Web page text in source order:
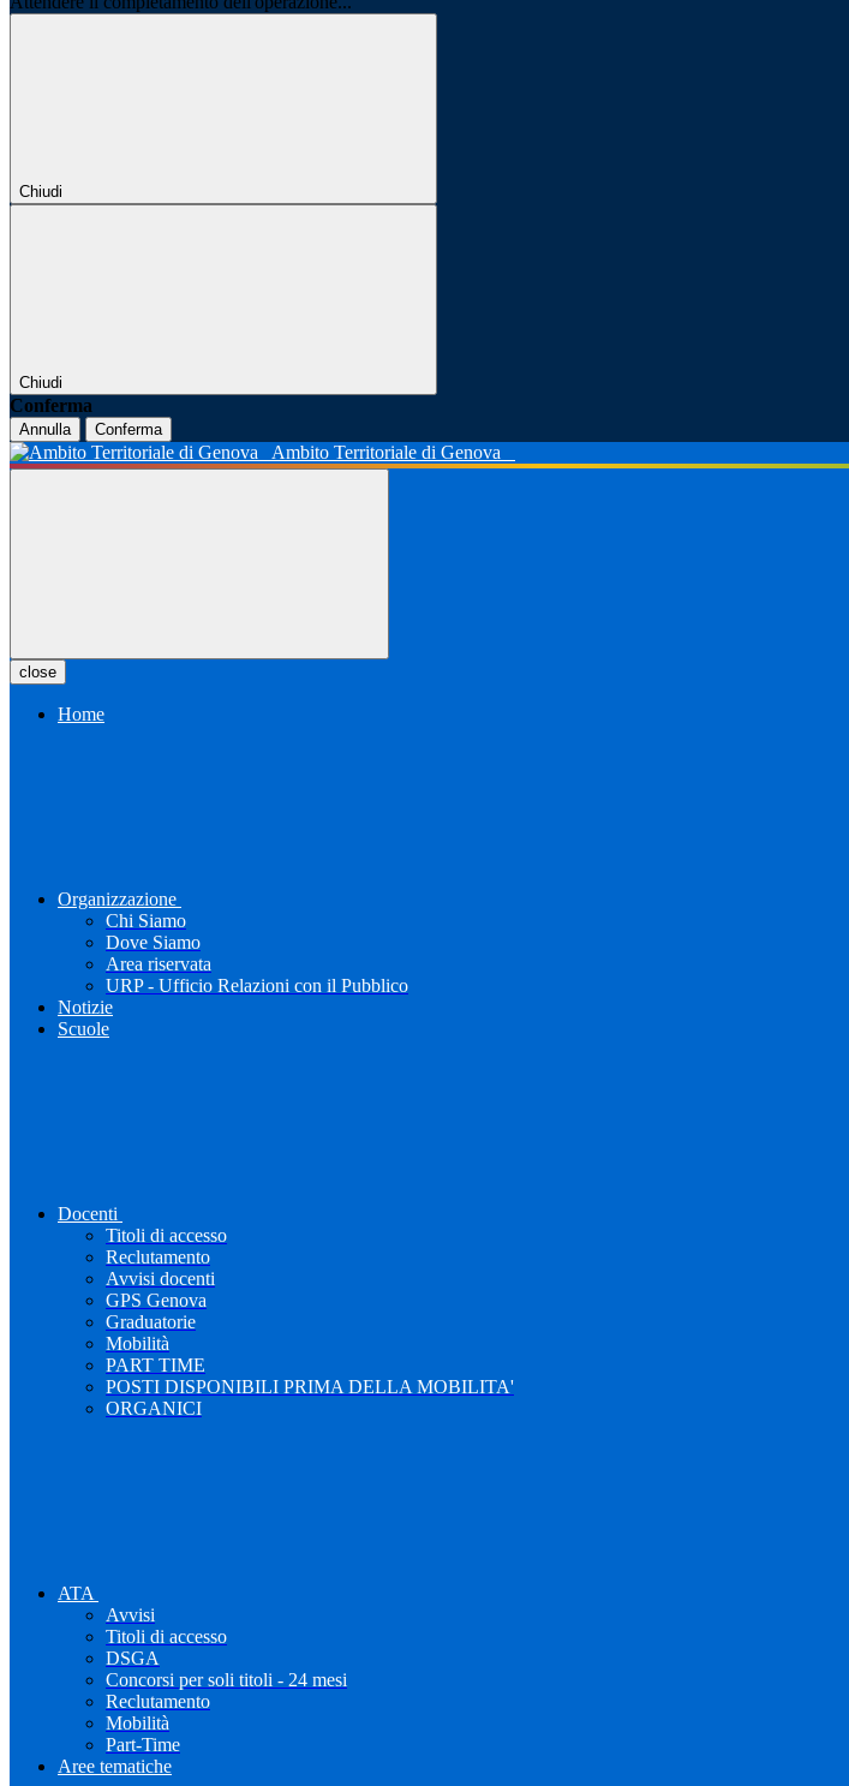
Chiudi
Chiudi
Conferma
Annulla Conferma
Ambito Territoriale di Genova
close
Home
Organizzazione
Chi Siamo
Dove Siamo
Area riservata
URP - Ufficio Relazioni con il Pubblico
Notizie
Scuole
Docenti
Titoli di accesso
Reclutamento
Avvisi docenti
GPS Genova
Graduatorie
Mobilità
PART TIME
POSTI DISPONIBILI PRIMA DELLA MOBILITA'
ORGANICI
ATA
Avvisi
Titoli di accesso
DSGA
Concorsi per soli titoli - 24 mesi
Reclutamento
Mobilità
Part-Time
Aree tematiche